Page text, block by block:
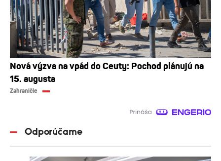
Nová výzva na vpád do Ceuty: Pochod plánujú na
15. augusta
Zahraničie
Odporúčame